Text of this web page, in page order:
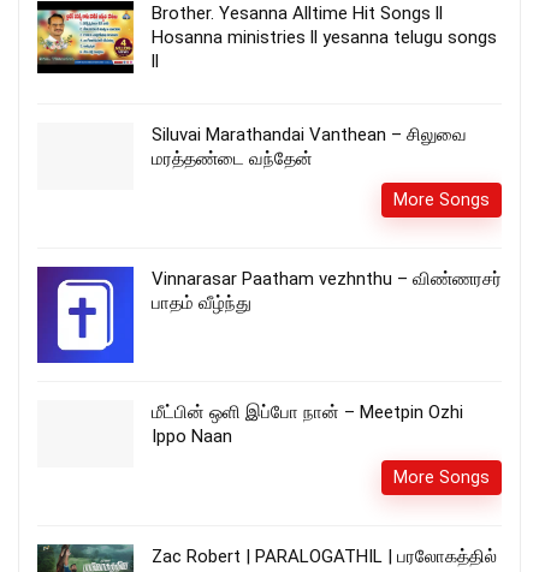
Brother. Yesanna Alltime Hit Songs ll
Hosanna ministries ll yesanna telugu songs
ll
Siluvai Marathandai Vanthean – சிலுவை
மரத்தண்டை வந்தேன்
More Songs
Vinnarasar Paatham vezhnthu – விண்ணரசர்
பாதம் வீழ்ந்து
மீட்பின் ஒளி இப்போ நான் – Meetpin Ozhi
Ippo Naan
More Songs
Zac Robert | PARALOGATHIL | பரலோகத்தில்